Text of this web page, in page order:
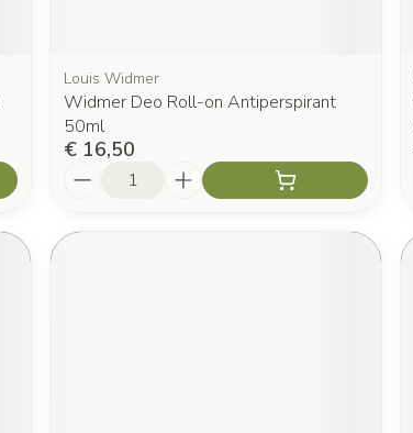
Louis Widmer
Widmer Deo Roll-on Antiperspirant
50ml
€ 16,50